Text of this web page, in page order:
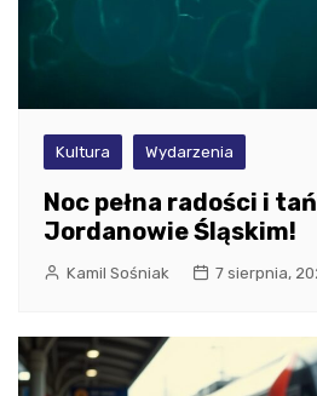
Kultura Wydarzenia
Noc pełna radości i
Jordanowie Śląskim!
Kamil Sośniak 7 sierpnia,